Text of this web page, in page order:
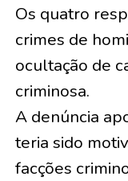
Os quatro
crimes de
ocultação de
criminosa.
A denúncia
teria sido
facções